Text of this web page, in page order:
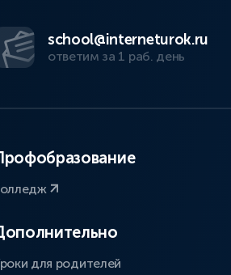
school@interneturok.ru
ответим за 1 раб. день
для родителей